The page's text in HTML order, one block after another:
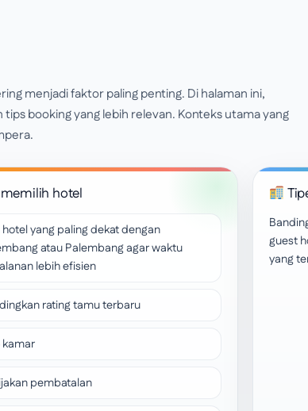
menjadi faktor paling penting. Di halaman ini,
booking yang lebih relevan. Konteks utama yang
hotel
hotel yang paling dekat dengan
atau Palembang agar waktu
lebih efisien
rating tamu terbaru
pembatalan
guest
yang